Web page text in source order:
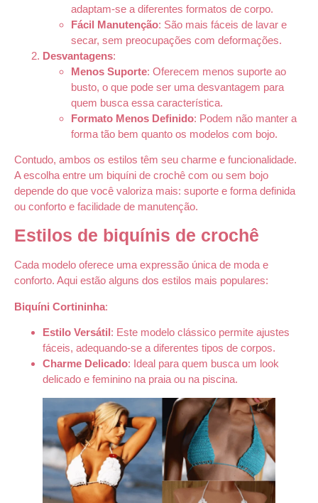
adaptam-se a diferentes formatos de corpo.
Fácil Manutenção: São mais fáceis de lavar e
secar, sem preocupações com deformações.
Desvantagens:
Menos Suporte: Oferecem menos suporte ao
busto, o que pode ser uma desvantagem para
quem busca essa característica.
Formato Menos Definido: Podem não manter a
forma tão bem quanto os modelos com bojo.
Contudo, ambos os estilos têm seu charme e funcionalidade.
A escolha entre um biquíni de crochê com ou sem bojo
depende do que você valoriza mais: suporte e forma definida
ou conforto e facilidade de manutenção.
Estilos de biquínis de crochê
Cada modelo oferece uma expressão única de moda e
conforto. Aqui estão alguns dos estilos mais populares:
Biquíni Cortininha:
Estilo Versátil: Este modelo clássico permite ajustes
fáceis, adequando-se a diferentes tipos de corpos.
Charme Delicado: Ideal para quem busca um look
delicado e feminino na praia ou na piscina.